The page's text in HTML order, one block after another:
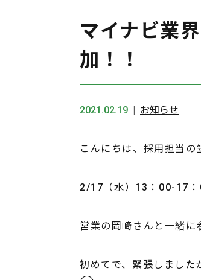
マイナビ業
加！！
2021.02.19 お知らせ
こんにちは、採用担当の
2/17（水）13：00-17
営業の岡崎さんと一緒に
初めてで、緊張しました